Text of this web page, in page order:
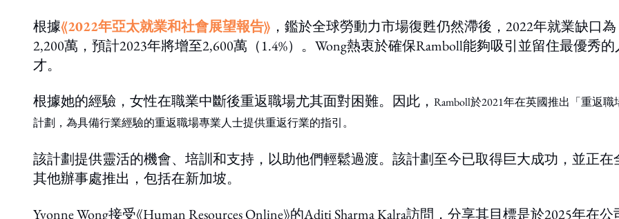
根據《2022年亞太就業和社會展望報告》 ，鑑於全球勞動力市場復甦仍然滯後，2022年就業缺口為
2,200萬，預計2023年將增至2,600萬（1.4%）。Wong熱衷於確保Ramboll能夠吸引並留住最優秀的
才。
根據她的經驗，女性在職業中斷後重返職場尤其面對困難。因此， Ramboll於2021年在英國推出「重返職
計劃，為具備行業經驗的重返職場專業人士提供重返行業的指引。
該計劃提供靈活的機會、培訓和支持，以助他們輕鬆過渡。該計劃至今已取得巨大成功，並正在
其他辦事處推出，包括在新加坡。
Yvonne Wong接受《Human Resources Online》的Aditi Sharma Kalra訪問，分享其目標是於2025年在